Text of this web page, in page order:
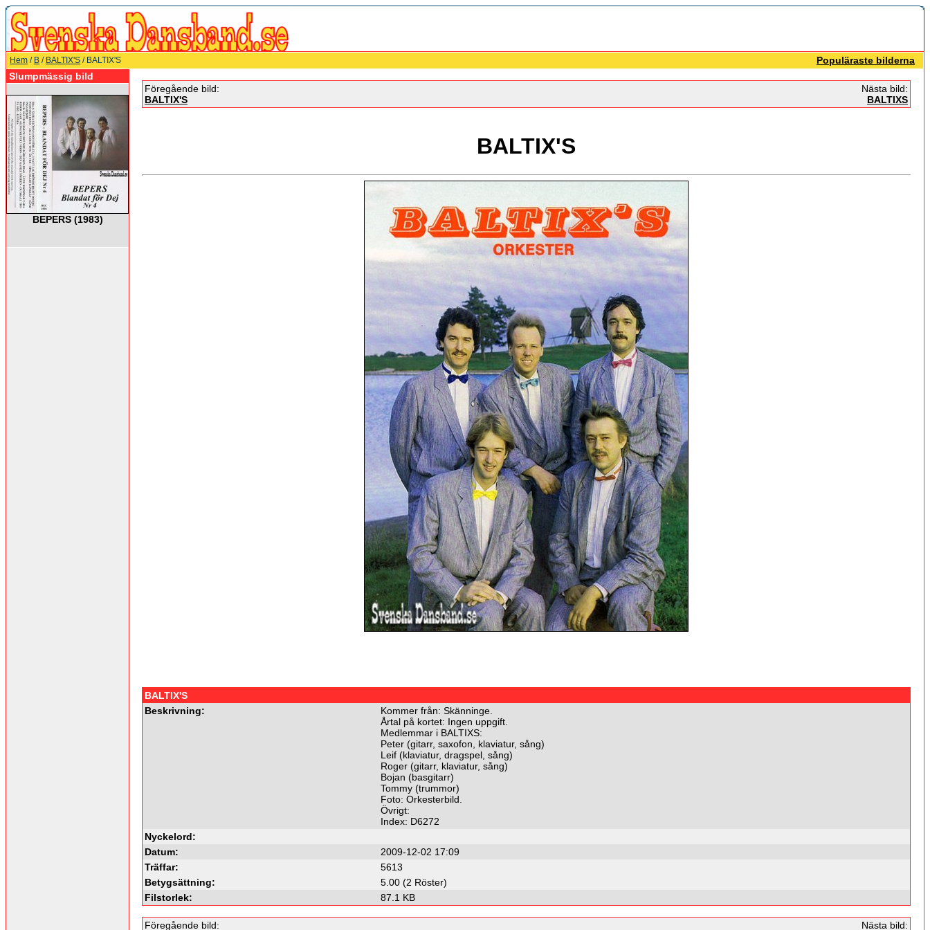
Hem / B / BALTIX'S / BALTIX'S
Populäraste bilderna
Slumpmässig bild
BEPERS (1983)
Föregående bild:
BALTIX'S
Nästa bild:
BALTIXS
BALTIX'S
BALTIX'S
Beskrivning:
Kommer från: Skänninge.
Årtal på kortet: Ingen uppgift.
Medlemmar i BALTIXS:
Peter (gitarr, saxofon, klaviatur, sång)
Leif (klaviatur, dragspel, sång)
Roger (gitarr, klaviatur, sång)
Bojan (basgitarr)
Tommy (trummor)
Foto: Orkesterbild.
Övrigt:
Index: D6272
Nyckelord:
Datum:
2009-12-02 17:09
Träffar:
5613
Betygsättning:
5.00 (2 Röster)
Filstorlek:
87.1 KB
Föregående bild: Nästa bild: